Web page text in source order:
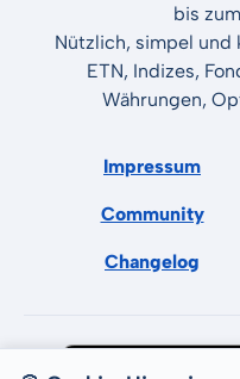
bis
Nützlich, simpel und
ETN, Indizes,
Währungen,
Impressum
Community
Changelog